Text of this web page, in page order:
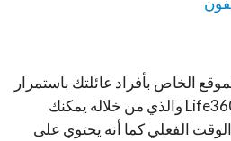
الخاص بأفراد عائلتك باستمرار
فإليك هذا التطبيق المميز Life360 والذي من خلاله يمكنك
الفعلي كما أنه يحتوي على